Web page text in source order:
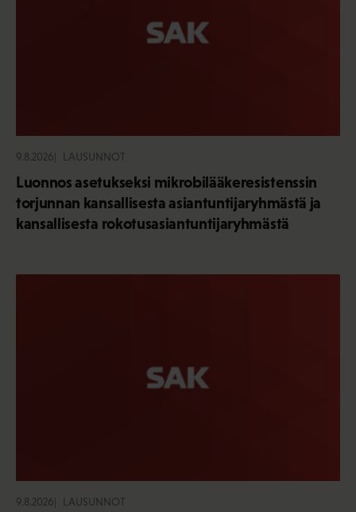
9.8.2026 LAUSUNNOT
Luonnos asetukseksi mikrobilääkeresistenssin
torjunnan kansallisesta asiantuntijaryhmästä ja
kansallisesta rokotusasiantuntijaryhmästä
9.8.2026 LAUSUNNOT